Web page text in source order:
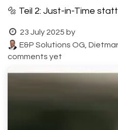
🔩 Teil 2: Just-in-Time
23 July 2025 by
E&P Solutions OG,
comments yet